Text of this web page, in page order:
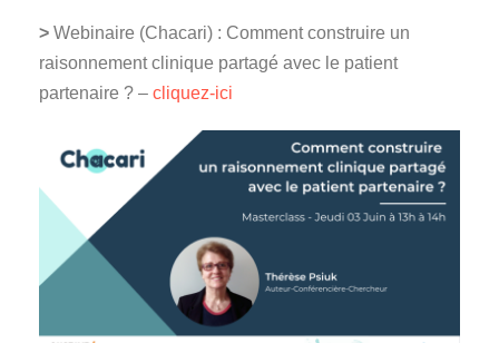
> Webinaire (Chacari) : Comment construire un
raisonnement clinique partagé avec le patient
partenaire ? – cliquez-ici